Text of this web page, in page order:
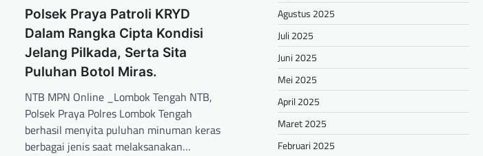
Polsek Praya Patroli KRYD
Dalam Rangka Cipta Kondisi
Jelang Pilkada, Serta Sita
Puluhan Botol Miras.
NTB MPN Online _Lombok Tengah NTB,
Polsek Praya Polres Lombok Tengah
berhasil menyita puluhan minuman keras
berbagai jenis saat melaksanakan…
Agustus 2025
Juli 2025
Juni 2025
Mei 2025
April 2025
Maret 2025
Februari 2025